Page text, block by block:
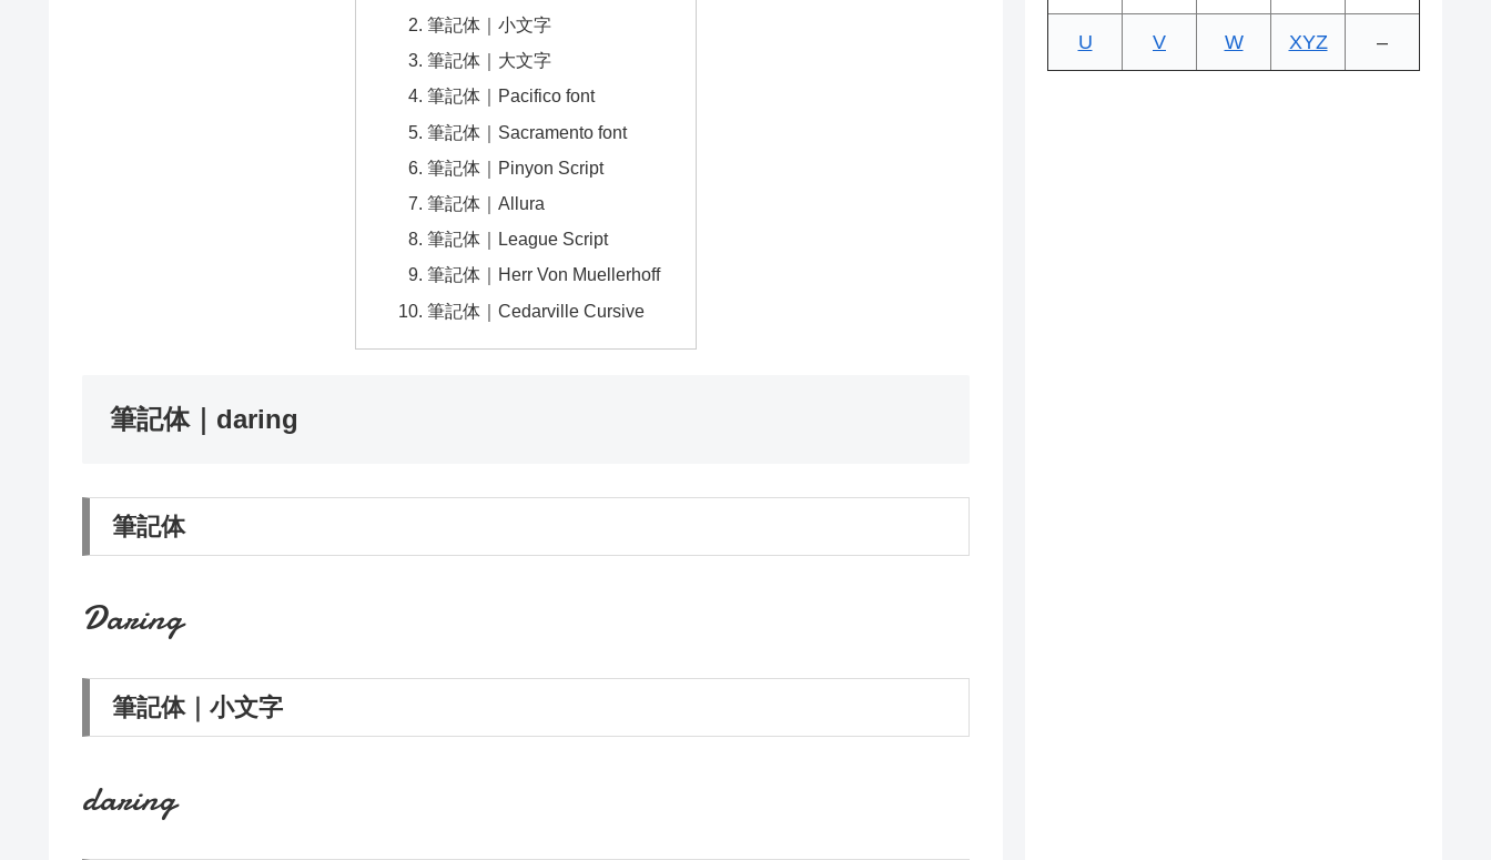
筆記体｜小文字
筆記体｜大文字
筆記体｜Pacifico font
筆記体｜Sacramento font
筆記体｜Pinyon Script
筆記体｜Allura
筆記体｜League Script
筆記体｜Herr Von Muellerhoff
筆記体｜Cedarville Cursive
筆記体｜daring
筆記体
Daring
筆記体｜小文字
daring
U V W XYZ –